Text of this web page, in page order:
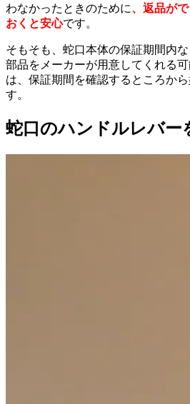
わなかったときのために、返品が
おくと安心です。
そもそも、蛇口本体の保証期間内
部品をメーカーが用意してくれる
は、保証期間を確認するところか
す。
蛇口のハンドルレバー